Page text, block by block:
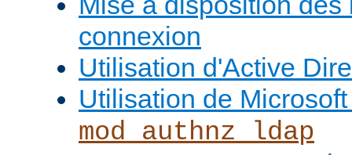
connexion
Utilisation d'Active
Utilisation de
mod_authnz_ldap